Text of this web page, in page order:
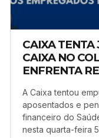
CAIXA TENTA
CAIXA NO
ENFRENTA
A Caixa tentou
aposentados e
financeiro do
nesta quarta-feira